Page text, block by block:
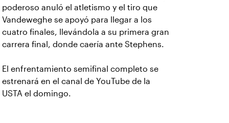
poderoso anuló el atletismo y el tiro que
Vandeweghe se apoyó para llegar a los
cuatro finales, llevándola a su primera gran
carrera final, donde caería ante Stephens.
El enfrentamiento semifinal completo se
estrenará en el canal de YouTube de la
USTA el domingo.